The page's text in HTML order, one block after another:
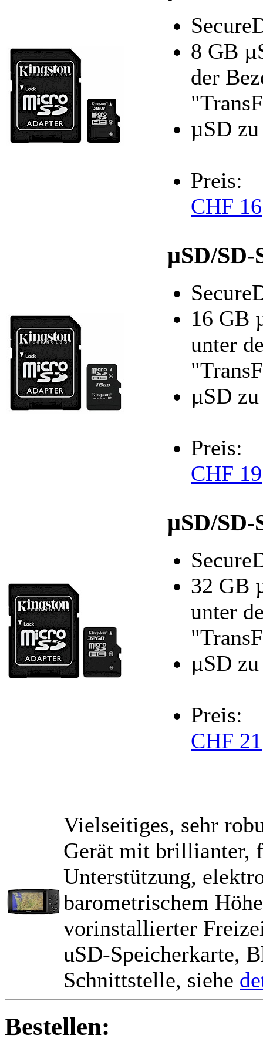
8 GB
der
µSD
Preis:
CHF 16
µSD/SD-
16 GB
unter
µSD
Preis:
CHF 19
µSD/SD-
32 GB
unter
µSD
Preis:
CHF 21
Vielseitiges, sehr
Gerät mit brillianter,
Unterstützung,
barometrischem
vorinstallierter
uSD-Speicherkarte,
Schnittstelle, siehe
Bestellen: